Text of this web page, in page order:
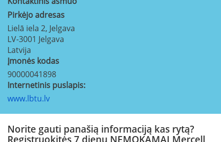
Pirkėjo adresas
Lielā iela 2, Jelgava
LV-3001 Jelgava
Latvija
Įmonės kodas
90000041898
Internetinis puslapis:
www.lbtu.lv
Norite gauti panašią informaciją kas rytą?
Registruokitės 7 dienų NEMOKAMAI Mercell